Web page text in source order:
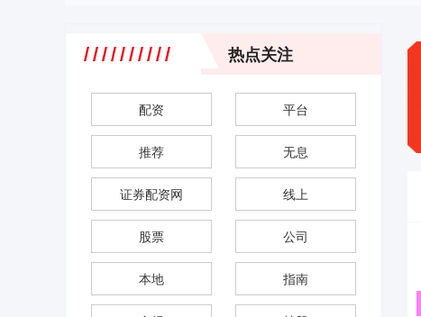
热点关注
配资 平台
推荐 无息
证券配资网 线上
股票 公司
本地 指南